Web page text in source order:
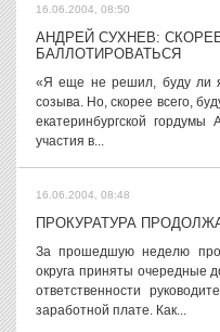
16.06.2004, 08:50
АНДРЕЙ СУХНЕВ:
БАЛЛОТИРОВАТЬСЯ
«Я еще не решил, буду ли я
созыва. Но, скорее всего,
екатеринбургской гордумы
участия в...
16.06.2004, 08:48
ПРОКУРАТУРА
За прошедшую неделю
округа приняты очередные
ответственности
заработной плате. Как...